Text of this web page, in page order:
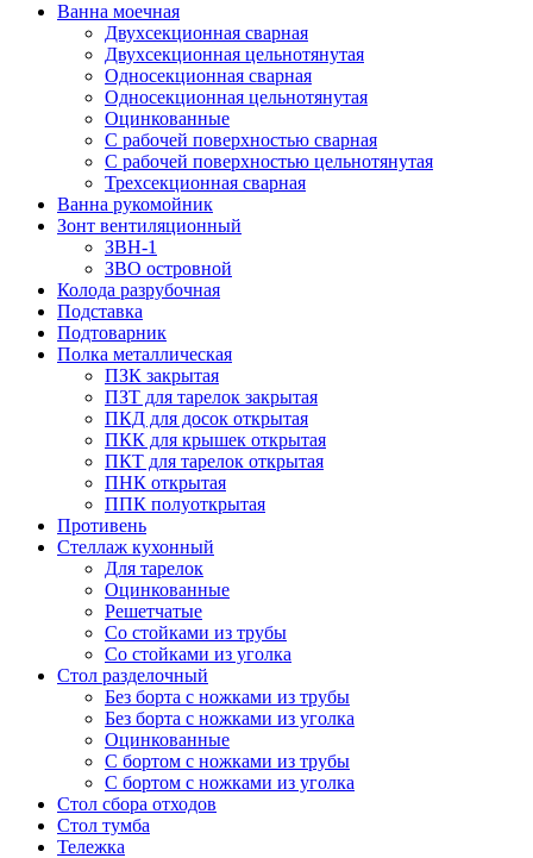
Ванна моечная
Двухсекционная сварная
Двухсекционная цельнотянутая
Односекционная сварная
Односекционная цельнотянутая
Оцинкованные
С рабочей поверхностью сварная
С рабочей поверхностью цельнотянутая
Трехсекционная сварная
Ванна рукомойник
Зонт вентиляционный
ЗВН-1
ЗВО островной
Колода разрубочная
Подставка
Подтоварник
Полка металлическая
ПЗК закрытая
ПЗТ для тарелок закрытая
ПКД для досок открытая
ПКК для крышек открытая
ПКТ для тарелок открытая
ПНК открытая
ППК полуоткрытая
Противень
Стеллаж кухонный
Для тарелок
Оцинкованные
Решетчатые
Со стойками из трубы
Со стойками из уголка
Стол разделочный
Без борта с ножками из трубы
Без борта с ножками из уголка
Оцинкованные
С бортом с ножками из трубы
С бортом с ножками из уголка
Стол сбора отходов
Стол тумба
Тележка